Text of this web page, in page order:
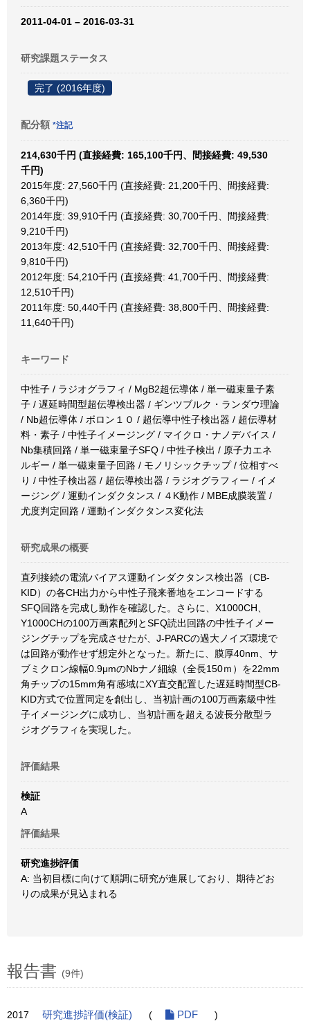
2011-04-01 – 2016-03-31
研究課題ステータス
完了 (2016年度)
配分額 *注記
214,630千円 (直接経費: 165,100千円、間接経費: 49,530
千円)
2015年度: 27,560千円 (直接経費: 21,200千円、間接経費:
6,360千円)
2014年度: 39,910千円 (直接経費: 30,700千円、間接経費:
9,210千円)
2013年度: 42,510千円 (直接経費: 32,700千円、間接経費:
9,810千円)
2012年度: 54,210千円 (直接経費: 41,700千円、間接経費:
12,510千円)
2011年度: 50,440千円 (直接経費: 38,800千円、間接経費:
11,640千円)
キーワード
中性子 / ラジオグラフィ / MgB2超伝導体 / 単一磁束量子素
子 / 遅延時間型超伝導検出器 / ギンツブルク・ランダウ理論
/ Nb超伝導体 / ボロン１０ / 超伝導中性子検出器 / 超伝導材
料・素子 / 中性子イメージング / マイクロ・ナノデバイス /
Nb集積回路 / 単一磁束量子SFQ / 中性子検出 / 原子力エネ
ルギー / 単一磁束量子回路 / モノリシックチップ / 位相すべ
り / 中性子検出器 / 超伝導検出器 / ラジオグラフィー / イメ
ージング / 運動インダクタンス / ４K動作 / MBE成膜装置 /
尤度判定回路 / 運動インダクタンス変化法
研究成果の概要
直列接続の電流バイアス運動インダクタンス検出器（CB-
KID）の各CH出力から中性子飛来番地をエンコードする
SFQ回路を完成し動作を確認した。さらに、X1000CH、
Y1000CHの100万画素配列とSFQ読出回路の中性子イメー
ジングチップを完成させたが、J-PARCの過大ノイズ環境で
は回路が動作せず想定外となった。新たに、膜厚40nm、サ
ブミクロン線幅0.9μmのNbナノ細線（全長150ｍ）を22mm
角チップの15mm角有感域にXY直交配置した遅延時間型CB-
KID方式で位置同定を創出し、当初計画の100万画素級中性
子イメージングに成功し、当初計画を超える波長分散型ラ
ジオグラフィを実現した。
評価結果
検証
A
評価結果
研究進捗評価
A: 当初目標に向けて順調に研究が進展しており、期待どお
りの成果が見込まれる
報告書 (9件)
2017 研究進捗評価(検証) ( PDF )